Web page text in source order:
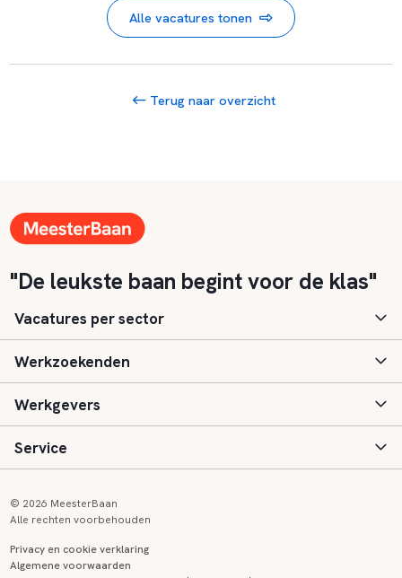
Alle vacatures tonen
Terug naar overzicht
"De leukste baan begint voor de klas"
Vacatures per sector
Basisonderwijs
Speciaal (basis) onderwijs
Voortgezet onderwijs
Werkzoekenden
Aanmelden
Vacatures
Werkgevers
Inloggen
Service
© 2026 MeesterBaan
Alle rechten voorbehouden
Privacy en cookie verklaring
Algemene voorwaarden